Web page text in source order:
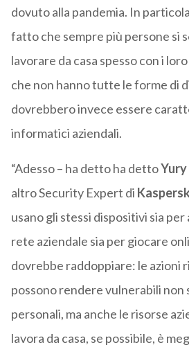
dovuto alla pandemia. In
fatto che sempre più persone si
lavorare da casa spesso con i
che non hanno tutte le forme di
dovrebbero invece essere
informatici aziendali.
“Adesso – ha detto ha detto
altro Security Expert di
usano gli stessi dispositivi sia
rete aziendale sia per giocare
dovrebbe raddoppiare: le azioni
possono rendere vulnerabili non
personali, ma anche le risorse
lavora da casa, se possibile, è